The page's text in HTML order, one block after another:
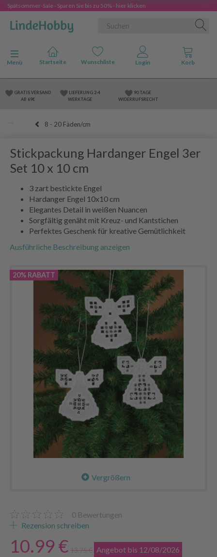
Spätsommer-Sale - Sparen Sie bis zu 50% - hier klicken
Anzeige ändern
Menü
GRATIS VERSAND
AB 69€
LIEFERUNG 2-4
WERKTAGE
90 TAGE
WIDERRUFSRECHT
8 - 20 Fäden/cm
Stickpackung Hardanger Engel 3er
Set 10 x 10 cm
3 zart bestickte Engel
Hardanger Engel 10x10 cm
Elegantes Detail in weißen Nuancen
Sorgfältig genäht mit Kreuz- und Kantstichen
Perfektes Geschenk für kreative Gemütlichkeit
Ausführliche Beschreibung anzeigen
20% RABATT
Vergrößern
0 Bewertungen
Rezension schreiben
10.99 € 13.75 € Angebot bis 12/08/2026